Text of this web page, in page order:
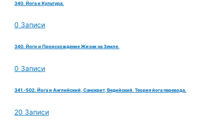
340. Йога и Культура.
0 Записи
340. Йоги и Происхождение Жизни на Земле.
0 Записи
341.-502. Йога и Английский, Санскрит, Ведийский. Теория йога перевода.
20 Записи